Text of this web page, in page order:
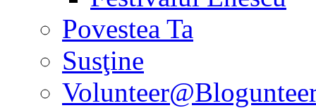
Povestea Ta
Susţine